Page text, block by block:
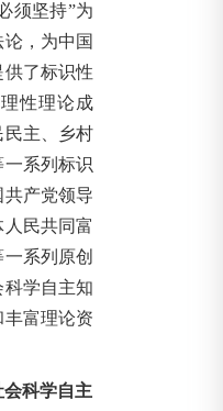
须坚持”为
，为中国
了标识性
性理论成
民主、乡村
系列标识
产党领导
民共同富
系列原创
学自主知
富理论资
科学自主